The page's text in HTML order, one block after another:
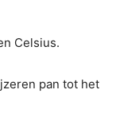
Celsius.
pan tot het